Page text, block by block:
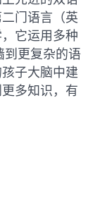
门语言（英
它运用多种
到更复杂的语
子大脑中建
多知识，有